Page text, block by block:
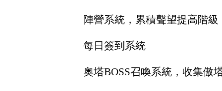
陣營系統，累積聲望提高階
每日簽到系統
奧塔BOSS召喚系統，收集傲